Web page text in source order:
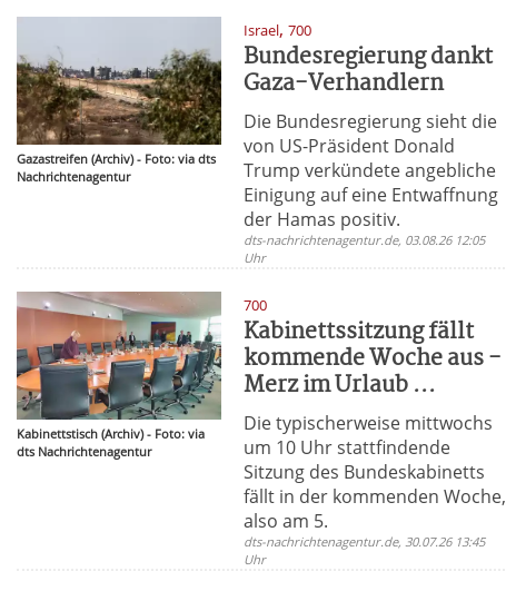
Gazastreifen (Archiv) - Foto: via dts
Nachrichtenagentur
Israel,700
Bundesregierung dankt
Gaza-Verhandlern
Die Bundesregierung sieht die
von US-Präsident Donald
Trump verkündete angebliche
Einigung auf eine Entwaffnung
der Hamas positiv.
dts-nachrichtenagentur.de, 03.08.26 12:05
Uhr
Kabinettstisch (Archiv) - Foto: via
dts Nachrichtenagentur
700
Kabinettssitzung fällt
kommende Woche aus -
Merz im Urlaub ...
Die typischerweise mittwochs
um 10 Uhr stattfindende
Sitzung des Bundeskabinetts
fällt in der kommenden Woche,
also am 5.
dts-nachrichtenagentur.de, 30.07.26 13:45
Uhr